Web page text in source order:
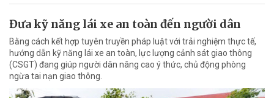
Đưa kỹ năng lái xe an toàn đến người dân
Bằng cách kết hợp tuyên truyền pháp luật với trải nghiệm thực tế,
hướng dẫn kỹ năng lái xe an toàn, lực lượng cảnh sát giao thông
(CSGT) đang giúp người dân nâng cao ý thức, chủ động phòng
ngừa tai nạn giao thông.